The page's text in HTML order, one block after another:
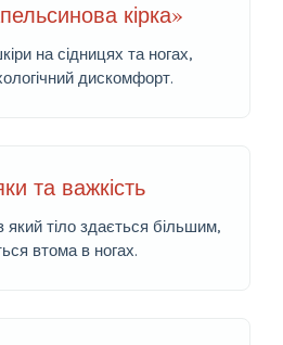
кірка»
на сідницях та ногах,
дискомфорт.
та важкість
який тіло здається більшим,
втома в ногах.